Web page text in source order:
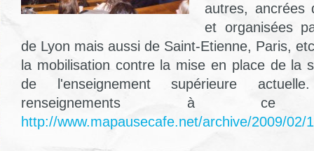
autres, ancrées
et organisées
de Lyon mais aussi de Saint-Etienne, Paris,
la mobilisation contre la mise en place de la
de l'enseignement supérieure
renseignements à
http://www.mapausecafe.net/archive/2009/02/